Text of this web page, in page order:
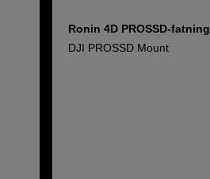
Ronin 4D PROSSD-fatning
DJI PROSSD Mount